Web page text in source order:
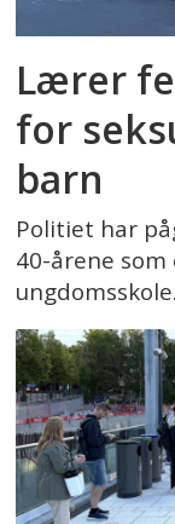
Lærer
for
barn
Politiet har
40-årene
ungdomsskole.